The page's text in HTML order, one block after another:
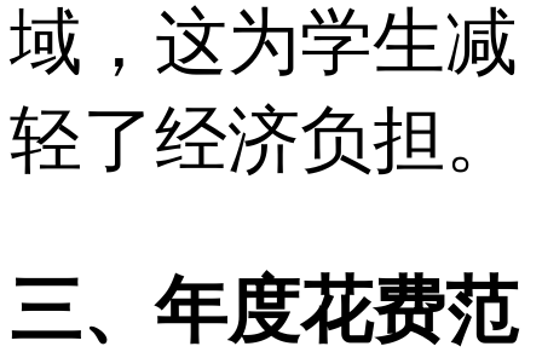
域，这为学生减
轻了经济负担。
三、年度花费范